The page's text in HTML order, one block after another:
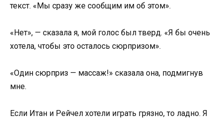
текст. «Мы сразу же сообщим им об этом».
«Нет», — сказала я, мой голос был тверд. «Я бы очень
хотела, чтобы это осталось сюрпризом».
«Один сюрприз — массаж!» сказала она, подмигнув
мне.
Если Итан и Рейчел хотели играть грязно, то ладно. Я